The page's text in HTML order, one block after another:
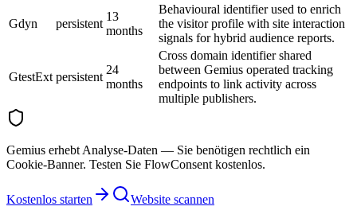
Gdyn persistent
13
months
Behavioural identifier used to enrich
the visitor profile with site interaction
signals for hybrid audience reports.
GtestExt persistent
24
months
Cross domain identifier shared
between Gemius operated tracking
endpoints to link activity across
multiple publishers.
Gemius erhebt Analyse-Daten — Sie benötigen rechtlich ein
Cookie-Banner. Testen Sie FlowConsent kostenlos.
Kostenlos starten Website scannen